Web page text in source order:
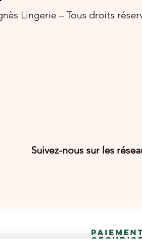
Lingerie – Tous droits
Suivez-nous sur les